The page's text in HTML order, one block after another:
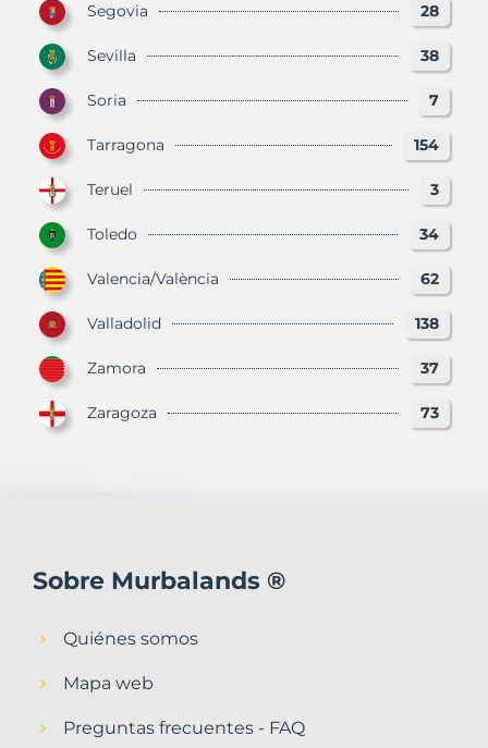
Segovia 28
Sevilla 38
Soria 7
Tarragona 154
Teruel 3
Toledo 34
Valencia/València 62
Valladolid 138
Zamora 37
Zaragoza 73
Sobre Murbalands ®
Quiénes somos
Mapa web
Preguntas frecuentes - FAQ